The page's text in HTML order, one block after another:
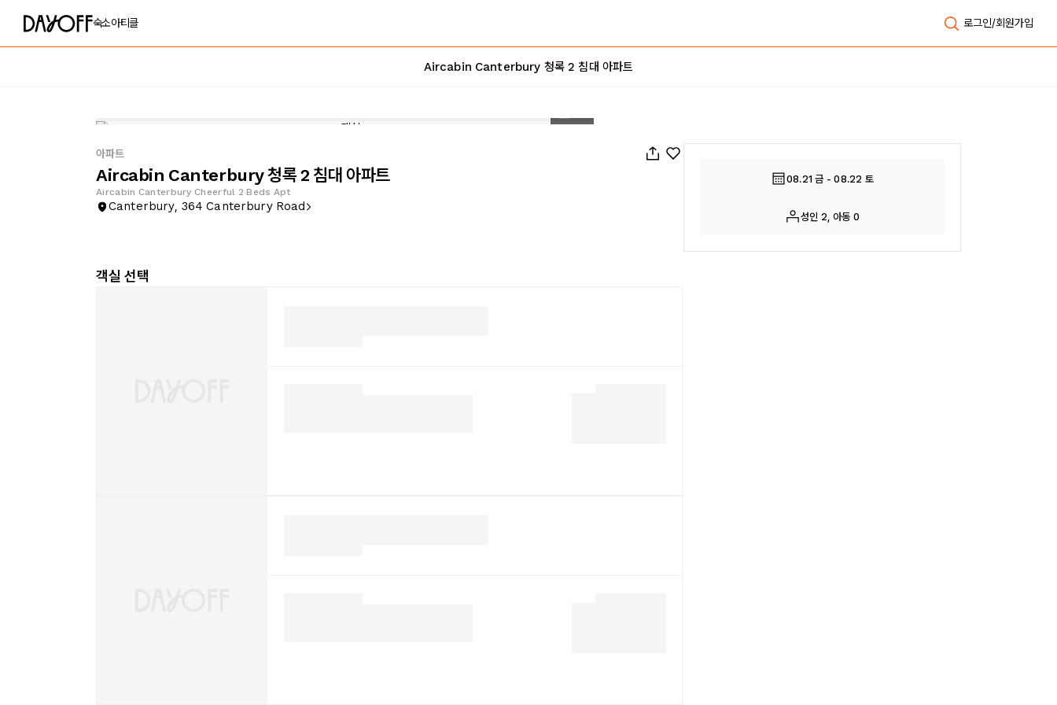
숙소아티클 로그인/회원가입
Aircabin Canterbury 청록 2 침대 아파트
아파트
Aircabin Canterbury 청록 2 침대 아파트
Aircabin Canterbury Cheerful 2 Beds Apt
Canterbury, 364 Canterbury Road
객실 선택
08.21 금 - 08.22 토
성인 2, 아동 0